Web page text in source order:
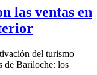
las ventas en
del turismo
de Bariloche: los